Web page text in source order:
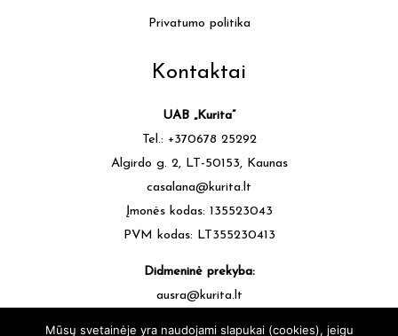
Privatumo politika
Kontaktai
UAB „Kurita”
Tel.: +370678 25292
Algirdo g. 2, LT-50153, Kaunas
casalana@kurita.lt
Įmonės kodas: 135523043
PVM kodas: LT355230413
Didmeninė prekyba:
ausra@kurita.lt
Mūsų svetainėje yra naudojami slapukai (cookies), jeigu